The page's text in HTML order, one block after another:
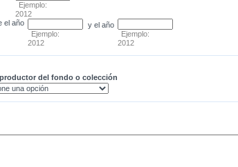
Ejemplo:
2012
el año
Ejemplo:
2012
y el año
Ejemplo:
2012
del fondo o colección